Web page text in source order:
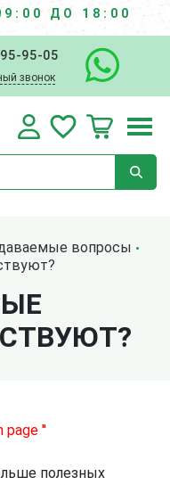
ДО 18:00
95-05
звонок
вопросы
page ''
полезных